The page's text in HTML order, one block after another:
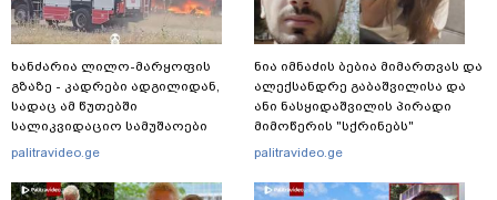
ხანძარია ლილო-მარყოფის
გზაზე - კადრები ადგილიდან,
სადაც ამ წუთებში
სალიკვიდაციო სამუშაოები
მიმდინარეობს
palitravideo.ge
ნია იმნაძის ბებია მიმართვას და
ალექსანდრე გაბაშვილისა და
ანი ნასყიდაშვილის პირადი
მიმოწერის "სქრინებს"
ავრცელებს
palitravideo.ge